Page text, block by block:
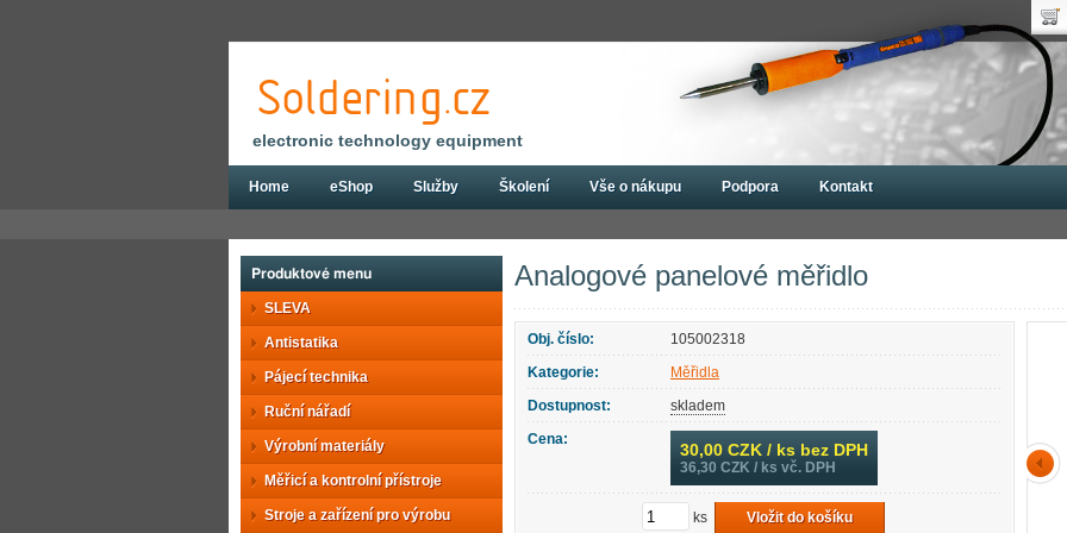
Analogové panelové měřidlo
Obj. číslo:
105002318
Kategorie:
Měřidla
Dostupnost:
skladem
Cena:
30,00 CZK / ks bez DPH
36,30 CZK / ks vč. DPH
ks Vložit do košíku
Produktové menu
SLEVA
Antistatika
Pájecí technika
Ruční nářadí
Výrobní materiály
Měřicí a kontrolní přístroje
Stroje a zařízení pro výrobu
electronic technology equipment
Home eShop Služby Školení Vše o nákupu Podpora Kontakt